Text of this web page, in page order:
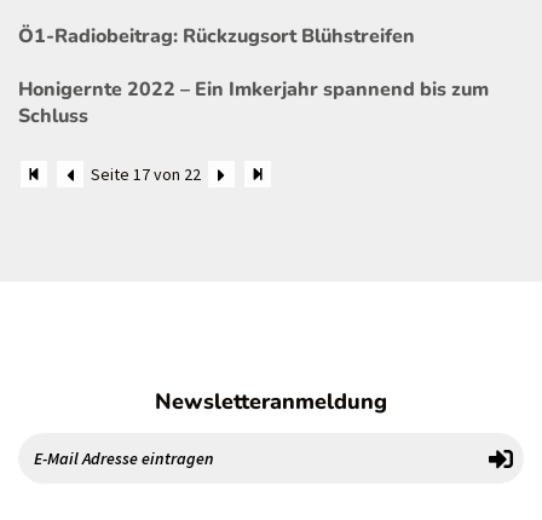
Ö1-Radiobeitrag: Rückzugsort Blühstreifen
Honigernte 2022 – Ein Imkerjahr spannend bis zum
Schluss
Seite 17 von 22
Newsletteranmeldung